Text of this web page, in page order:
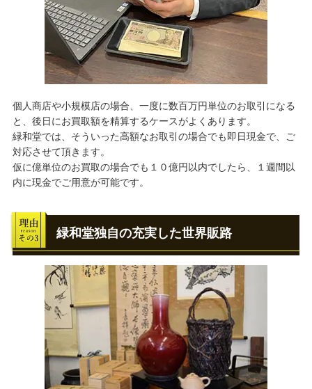
個人商店や小規模店の場合、一度に数百万円単位のお取引になる
と、後日にお買取額を精算するケースがよくあります。
緑和堂では、そういった高額なお取引の場合でも即日現金で、ご
対応させて頂きます。
仮に億単位のお買取の場合でも１０億円以内でしたら、１週間以
内に現金でご用意が可能です。
緑和堂独自の充実した世界販路